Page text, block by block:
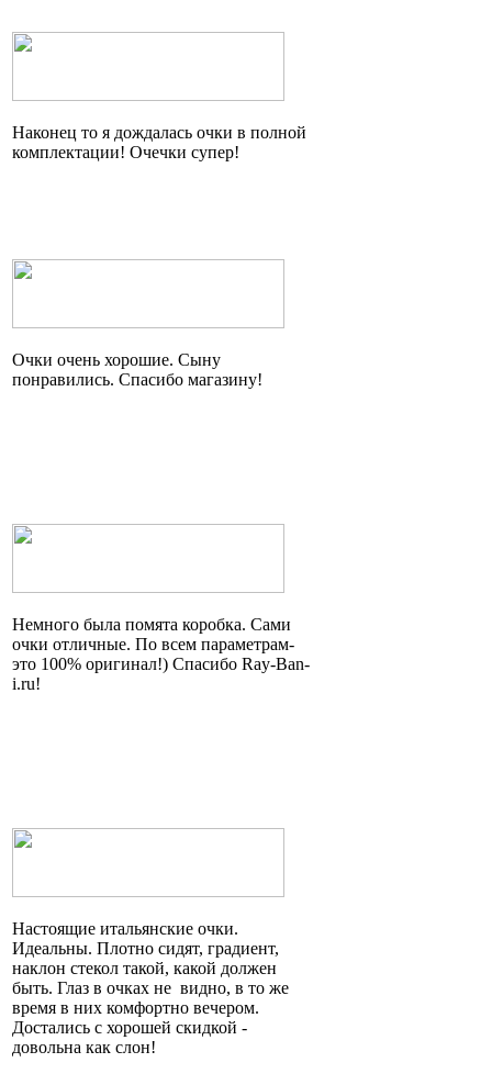
Наконец то я дождалась очки в полной
комплектации! Очечки супер!
Очки очень хорошие. Сыну
понравились. Спасибо магазину!
Немного была помята коробка. Сами
очки отличные. По всем параметрам-
это 100% оригинал!) Спасибо Ray-Ban-
i.ru!
Настоящие итальянские очки.
Идеальны. Плотно сидят, градиент,
наклон стекол такой, какой должен
быть. Глаз в очках не видно, в то же
время в них комфортно вечером.
Достались с хорошей скидкой -
довольна как слон!